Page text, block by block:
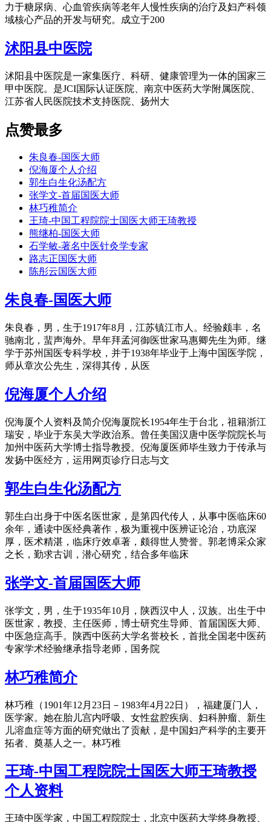
力于糖尿病、心血管疾病等老年人慢性疾病的治疗及妇产科领
域核心产品的开发与研究。成立于200
沭阳县中医院
沭阳县中医院是一家集医疗、科研、健康管理为一体的国家三
甲中医院。是JCI国际认证医院、南京中医药大学附属医院、
江苏省人民医院技术支持医院、扬州大
点赞最多
朱良春-国医大师
倪海厦个人介绍
郭生白生化汤配方
张学文-首届国医大师
林巧稚简介
王琦-中国工程院院士国医大师王琦教授
熊继柏-国医大师
石学敏-著名中医针灸学专家
路志正国医大师
陈彤云国医大师
朱良春-国医大师
朱良春，男，生于1917年8月，江苏镇江市人。经验颇丰，名
驰南北，蜚声海外。早年拜孟河御医世家马惠卿先生为师。继
学于苏州国医专科学校，并于1938年毕业于上海中国医学院，
师从章次公先生，深得其传，从医
倪海厦个人介绍
倪海厦个人资料及简介倪海厦院长1954年生于台北，祖籍浙江
瑞安，毕业于东吴大学政治系。曾任美国汉唐中医学院院长与
加州中医药大学博士指导教授。倪海厦医师毕生致力于传承与
发扬中医经方，运用网页诊疗日志与文
郭生白生化汤配方
郭生白出身于中医名医世家，是第四代传人，从事中医临床60
余年，通读中医经典著作，极为重视中医辨证论治，功底深
厚，医术精湛，临床疗效卓著，颇得世人赞誉。郭老博采众家
之长，勤求古训，潜心研究，结合多年临床
张学文-首届国医大师
张学文，男，生于1935年10月，陕西汉中人，汉族。出生于中
医世家，教授、主任医师，博士研究生导师、首届国医大师、
中医急症高手。陕西中医药大学名誉校长，首批全国老中医药
专家学术经验继承指导老师，国务院
林巧稚简介
林巧稚（1901年12月23日－1983年4月22日），福建厦门人，
医学家。她在胎儿宫内呼吸、女性盆腔疾病、妇科肿瘤、新生
儿溶血症等方面的研究做出了贡献，是中国妇产科学的主要开
拓者、奠基人之一。林巧稚
王琦-中国工程院院士国医大师王琦教授
个人资料
王琦中医学家，中国工程院院士，北京中医药大学终身教授、